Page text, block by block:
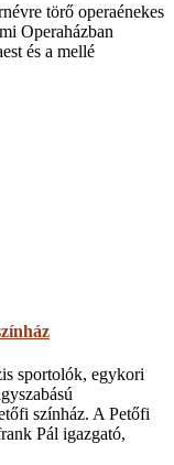
törő operaénekes
Operaházban
és a mellé
sportolók, egykori
színház. A Petőfi
Pál igazgató,